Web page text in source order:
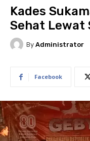
Kades
Sehat Lewat
By Administrator
Facebook